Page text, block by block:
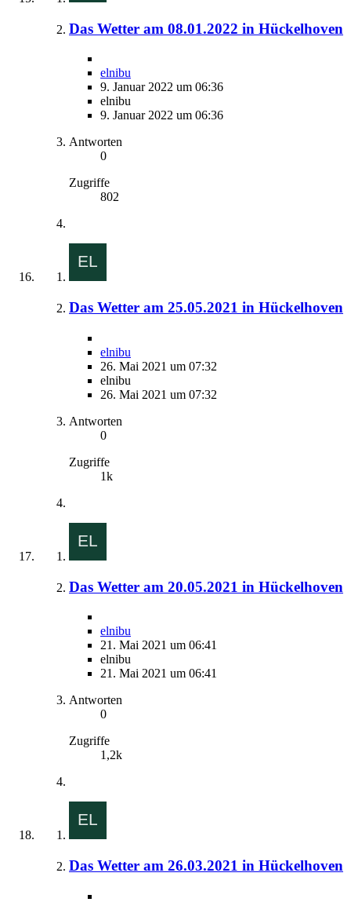
Das Wetter am 08.01.2022 in Hückelhoven
elnibu
9. Januar 2022 um 06:36
elnibu
9. Januar 2022 um 06:36
Antworten
0
Zugriffe
802
Das Wetter am 25.05.2021 in Hückelhoven
elnibu
26. Mai 2021 um 07:32
elnibu
26. Mai 2021 um 07:32
Antworten
0
Zugriffe
1k
Das Wetter am 20.05.2021 in Hückelhoven
elnibu
21. Mai 2021 um 06:41
elnibu
21. Mai 2021 um 06:41
Antworten
0
Zugriffe
1,2k
Das Wetter am 26.03.2021 in Hückelhoven